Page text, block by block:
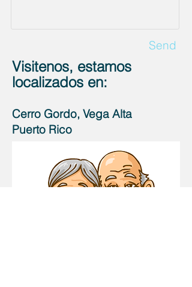
Visitenos, estamos
localizados en:
Cerro Gordo, Vega Alta
Puerto Rico
Send